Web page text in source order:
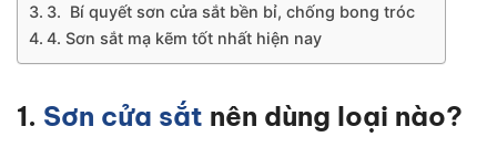
3. Bí quyết sơn cửa sắt bền bỉ, chống bong tróc
4. Sơn sắt mạ kẽm tốt nhất hiện nay
1. Sơn cửa sắt nên dùng loại nào?